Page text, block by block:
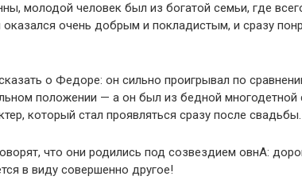
молодой человек был из богатой семьи, где
оказался очень добрым и покладистым, и сразу
о Федоре: он сильно проигрывал по
положении — а он был из бедной
который стал проявляться сразу после свадьбы.
что они родились под созвездием овнА:
в виду совершенно другое!